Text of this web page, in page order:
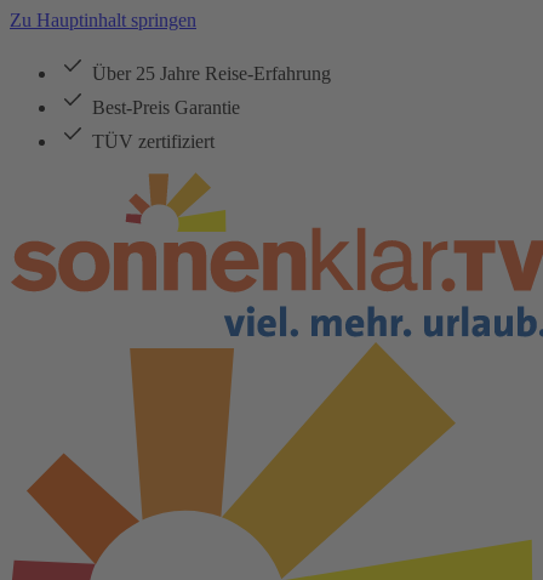
Zu Hauptinhalt springen
Über 25 Jahre Reise-Erfahrung
Best-Preis Garantie
TÜV zertifiziert